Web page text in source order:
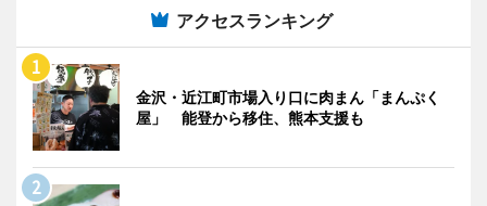
アクセスランキング
金沢・近江町市場入り口に肉まん「まんぷく
屋」 能登から移住、熊本支援も